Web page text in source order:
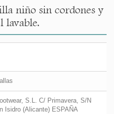
niño sin cordones y
lavable.
S.L. C/ Primavera, S/N
Isidro (Alicante) ESPAÑA